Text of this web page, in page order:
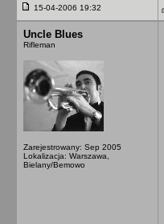
15-04-2006 19:32
Uncle Blues
Rifleman
Zarejestrowany: Sep 2005
Lokalizacja: Warszawa,
Bielany/Bemowo